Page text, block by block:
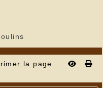
la page...